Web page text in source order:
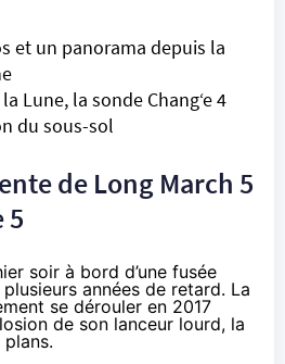
et un panorama depuis la
Lune, la sonde Chang‘e 4
du sous-sol
de Long March 5
5
soir à bord d’une fusée
années de retard. La
se dérouler en 2017
de son lanceur lourd, la